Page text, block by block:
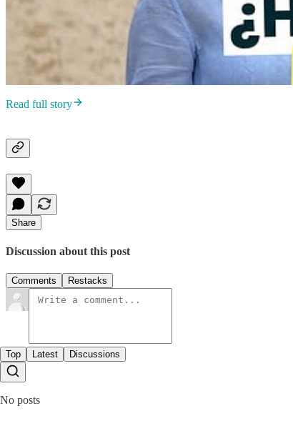
Read full story
Share
Discussion about this post
Comments Restacks
Top Latest Discussions
No posts